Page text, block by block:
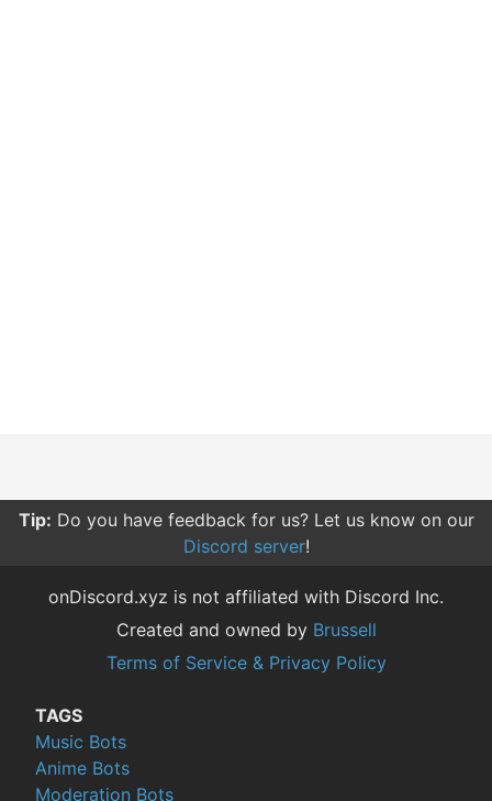
Tip: Do you have feedback for us? Let us know on our
Discord server!
onDiscord.xyz is not affiliated with Discord Inc.
Created and owned by Brussell
Terms of Service & Privacy Policy
TAGS
Music Bots
Anime Bots
Moderation Bots